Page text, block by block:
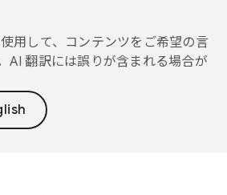
用して、コンテンツをご希望の言
AI 翻訳には誤りが含まれる場合が